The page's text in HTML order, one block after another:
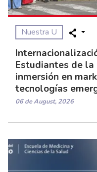
Nuestra U
Estudiantes de la
inmersión en
tecnologías
06 de August, 2026